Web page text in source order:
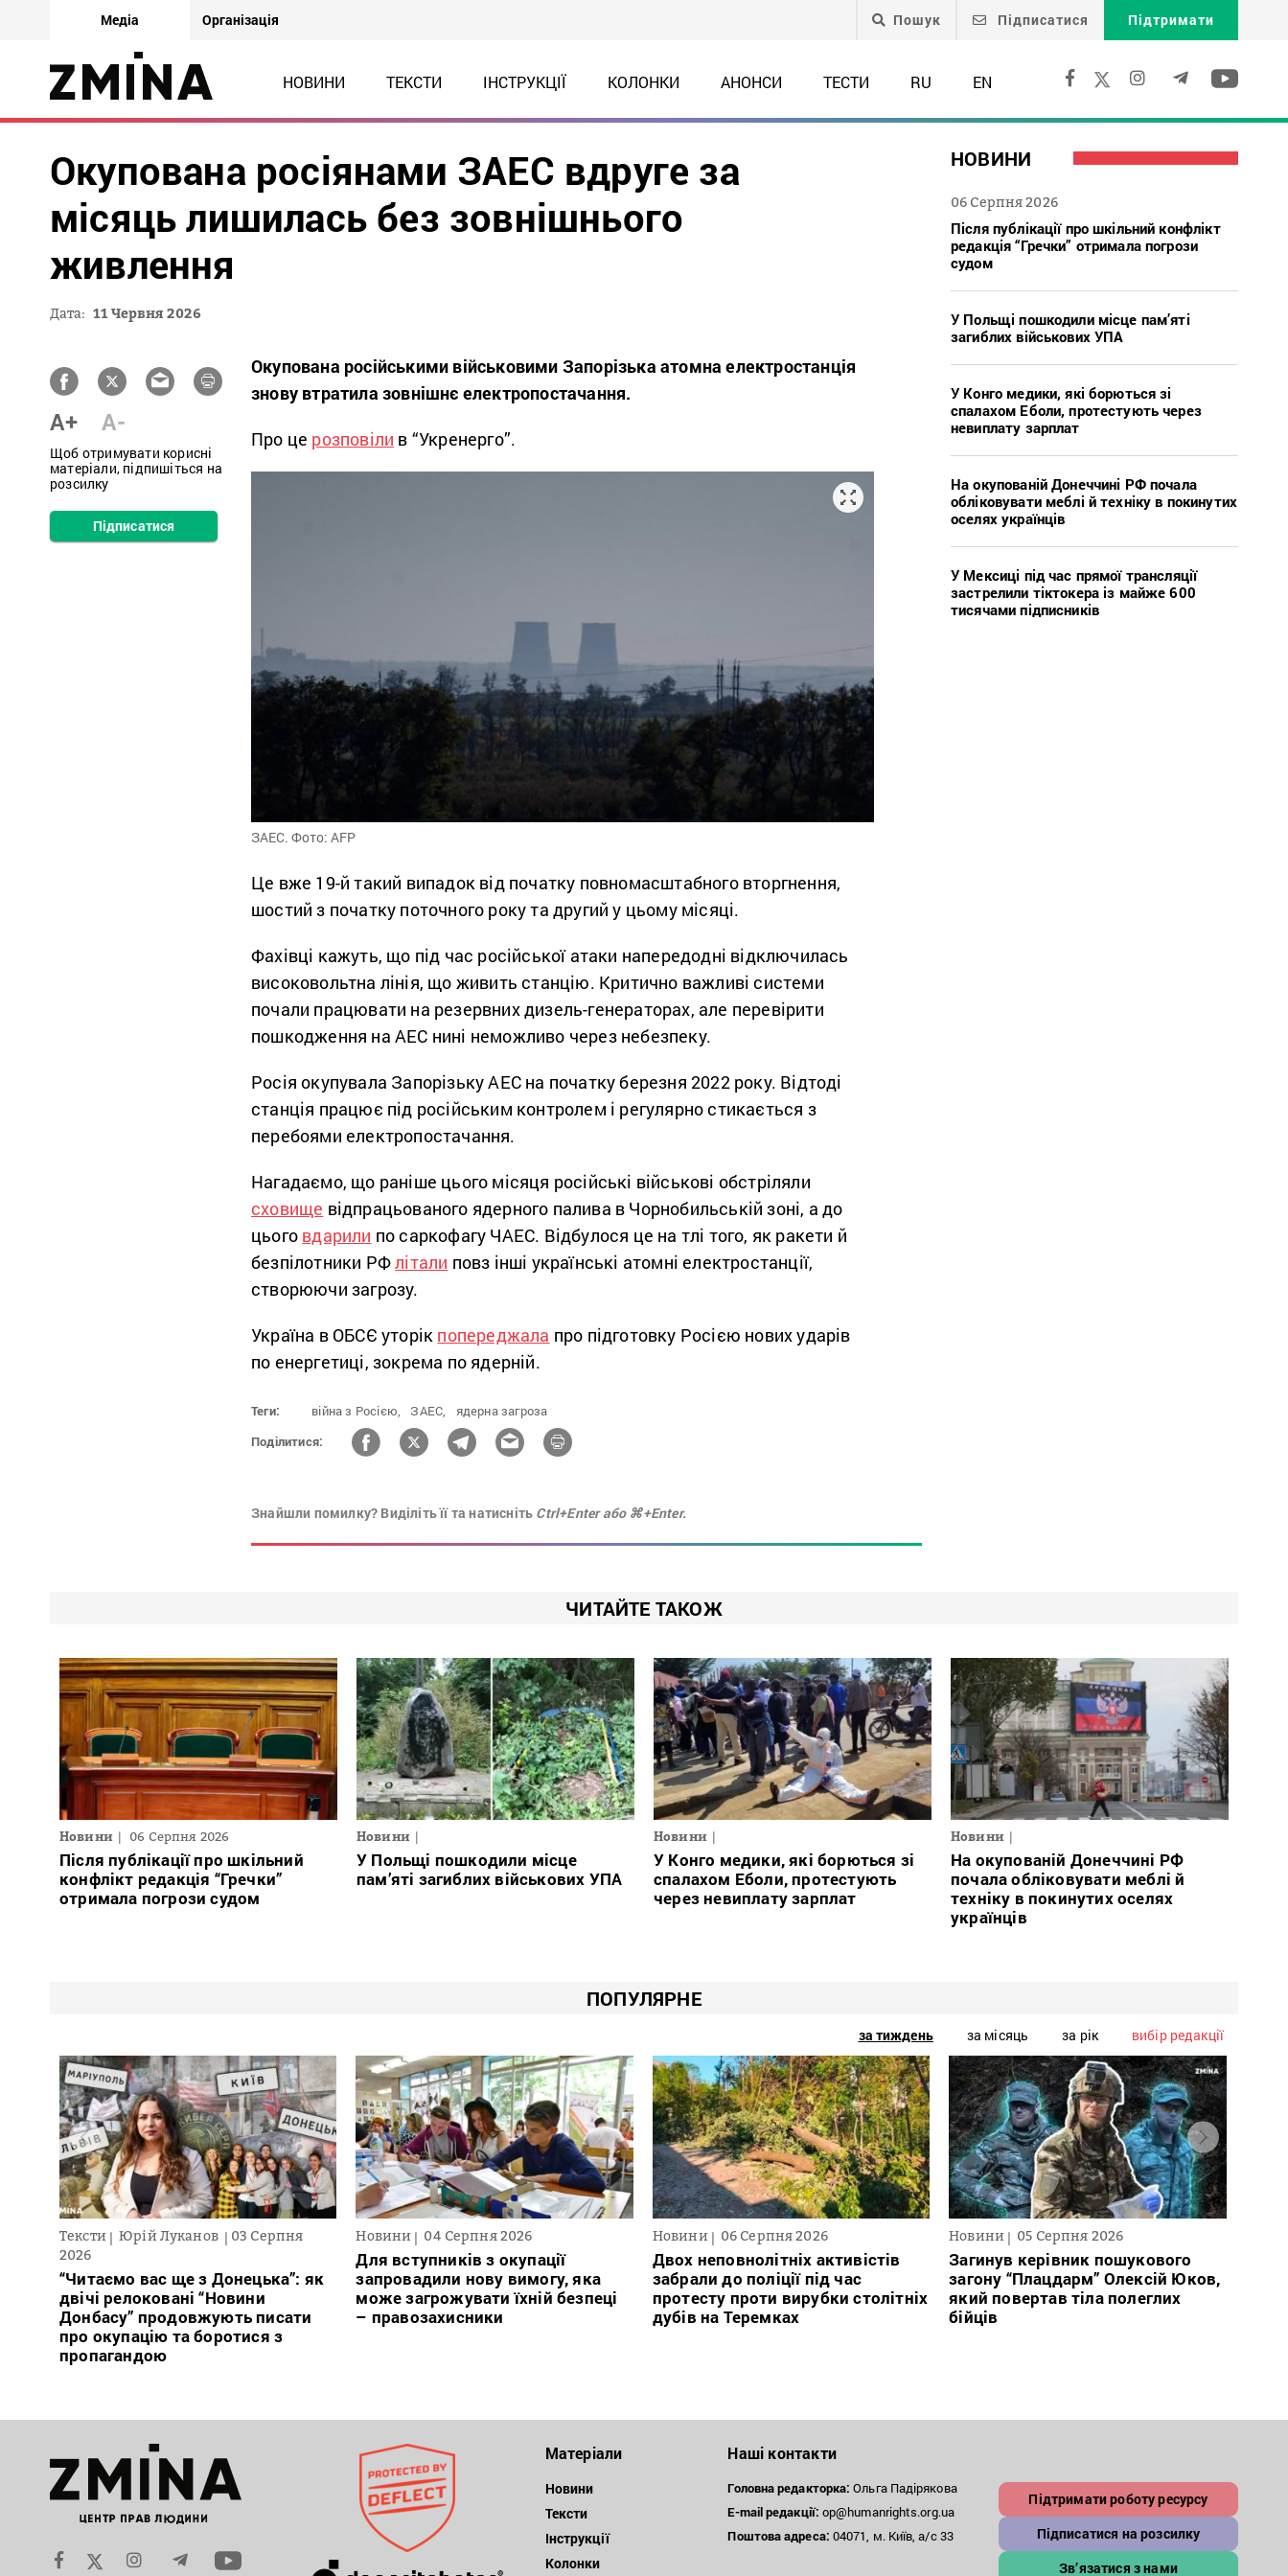
Медіа Організація Пошук Підписатися Підтримати
НОВИНИ ТЕКСТИ ІНСТРУКЦІЇ КОЛОНКИ АНОНСИ ТЕСТИ RU EN
Окупована росіянами ЗАЕС вдруге за
місяць лишилась без зовнішнього
живлення
Дата: 11 Червня 2026
A+ A-
Щоб отримувати корисні
матеріали, підпишіться на
розсилку
Підписатися
Окупована російськими військовими Запорізька атомна електростанція
знову втратила зовнішнє електропостачання.
Про це розповіли в “Укренерго”.
ЗАЕС. Фото: AFP
Це вже 19-й такий випадок від початку повномасштабного вторгнення,
шостий з початку поточного року та другий у цьому місяці.
Фахівці кажуть, що під час російської атаки напередодні відключилась
високовольтна лінія, що живить станцію. Критично важливі системи
почали працювати на резервних дизель-генераторах, але перевірити
пошкодження на АЕС нині неможливо через небезпеку.
Росія окупувала Запорізьку АЕС на початку березня 2022 року. Відтоді
станція працює під російським контролем і регулярно стикається з
перебоями електропостачання.
Нагадаємо, що раніше цього місяця російські військові обстріляли
сховище відпрацьованого ядерного палива в Чорнобильській зоні, а до
цього вдарили по саркофагу ЧАЕС. Відбулося це на тлі того, як ракети й
безпілотники РФлітали повз інші українські атомні електростанції,
створюючи загрозу.
Україна в ОБСЄ уторік попереджала про підготовку Росією нових ударів
по енергетиці, зокрема по ядерній.
Теги: війна з Росією, ЗАЕС,
ядерна загроза
Поділитися:
Знайшли помилку? Виділіть її та натисніть Ctrl+Enter або ⌘+Enter.
НОВИНИ
06 Серпня 2026
Після публікації про шкільний конфлікт
редакція “Гречки” отримала погрози
судом
У Польщі пошкодили місце пам’яті
загиблих військових УПА
У Конго медики, які борються зі
спалахом Еболи, протестують через
невиплату зарплат
На окупованій Донеччині РФ почала
обліковувати меблі й техніку в покинутих
оселях українців
У Мексиці під час прямої трансляції
застрелили тіктокера із майже 600
тисячами підписників
ЧИТАЙТЕ ТАКОЖ
Новини 06 Серпня 2026
Після публікації про шкільний
конфлікт редакція “Гречки”
отримала погрози судом
Новини
У Польщі пошкодили місце
пам’яті загиблих військових УПА
Новини
У Конго медики, які борються зі
спалахом Еболи, протестують
через невиплату зарплат
Новини
На окупованій Донеччині РФ
почала обліковувати меблі й
техніку в покинутих оселях
українців
ПОПУЛЯРНЕ
за тиждень за місяць за рік вибір редакції
Тексти Юрій Луканов
03 Серпня
2026
“Читаємо вас ще з Донецька”: як
двічі релоковані “Новини
Донбасу” продовжують писати
про окупацію та боротися з
пропагандою
Новини 04 Серпня 2026
Для вступників з окупації
запровадили нову вимогу, яка
може загрожувати їхній безпеці
– правозахисники
Новини 06 Серпня 2026
Двох неповнолітніх активістів
забрали до поліції під час
протесту проти вирубки столітніх
дубів на Теремках
Новини 05 Серпня 2026
Загинув керівник пошукового
загону “Плацдарм” Олексій Юков,
який повертав тіла полеглих
бійців
Матеріали
Новини
Тексти
Інструкції
Колонки
Наші контакти
Головна редакторка: Ольга Падірякова
E-mail редакції: op@humanrights.org.ua
Поштоваадреса: 04071, м. Київ, а/с 33
Підтримати роботу ресурсу
Підписатися на розсилку
Зв’язатися з нами